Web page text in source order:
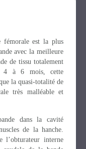
fémorale est la plus
avec la meilleure
de tissu totalement
4 à 6 mois, cette
la quasi-totalité de
très malléable et
dans la cavité
de la hanche.
l’obturateur interne